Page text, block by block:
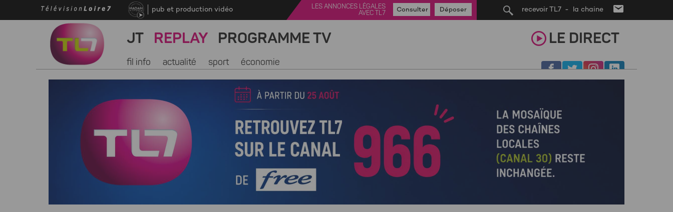
recevoir TL7 - la chaine
pub et production vidéo
LES ANNONCES LÉGALES
AVEC TL7
Consulter Déposer
JT REPLAY PROGRAMME TV LE DIRECT
fil info actualité sport économie